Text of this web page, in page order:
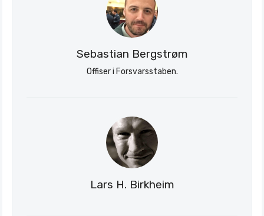
Sebastian Bergstrøm
Offiser i Forsvarsstaben.
Lars H. Birkheim